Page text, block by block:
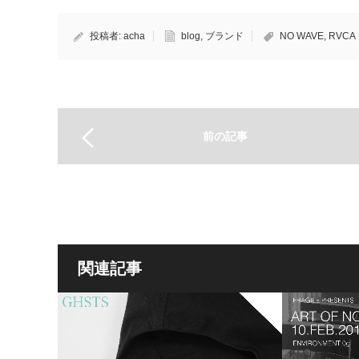
投稿者: acha blog, ブランド NO WAVE, RVCA
前の記事
関連記事